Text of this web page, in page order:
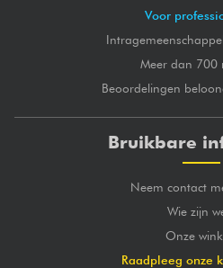
Voor
Meer dan 700
Beoordelingen
Bruikbare
Neem contact
Wie zijn
Onze
Raadpleeg onze